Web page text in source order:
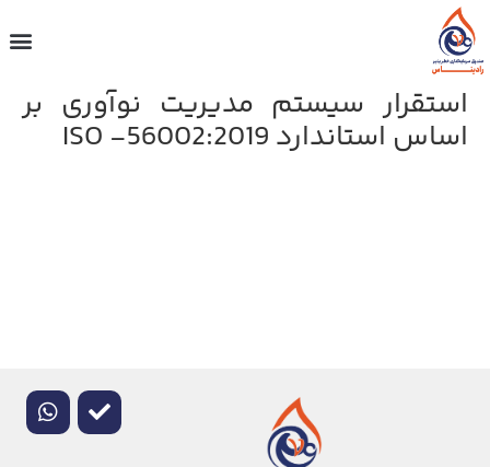
استقرار سیستم مدیریت نوآوری بر
اساس استاندارد ISO -56002:2019